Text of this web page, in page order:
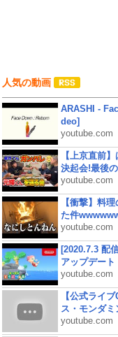
人気の動画
ARASHI -
deo]
youtube.com
【上京直前
決起会!最後
youtube.com
【衝撃】料
た件
youtube.com
[2020.7.3 配
アップデート
youtube.com
【公式ライ
ス・モンダ
youtube.com